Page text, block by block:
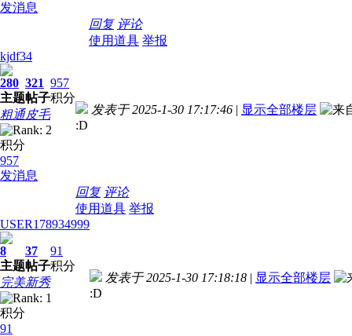
发消息
回复 评论
使用道具 举报
kjdf34
280
主题
321
帖子
957
积分
粗通皮毛
积分
957
发消息
发表于 2025-1-30 17:17:46 | 显示全部楼层
:D
回复 评论
使用道具 举报
USER178934999
8
主题
37
帖子
91
积分
完美新秀
积分
91
发表于 2025-1-30 17:18:18 | 显示全部楼层
:D